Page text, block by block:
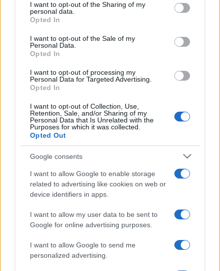
not limited to your visit or usage behaviour. You may click to
grant or deny consent to Google and its third-party tags to
use your data for below specified purposes in below Google
consent section.
I want to opt-out of the Sharing of my
personal data.
Opted In
I want to opt-out of the Sale of my
Personal Data.
Opted In
I want to opt-out of processing my
Personal Data for Targeted Advertising.
Opted In
I want to opt-out of Collection, Use,
Retention, Sale, and/or Sharing of my
Personal Data that Is Unrelated with the
Purposes for which it was collected.
Opted Out
Google consents
I want to allow Google to enable storage
related to advertising like cookies on web or
device identifiers in apps.
I want to allow my user data to be sent to
Google for online advertising purposes.
I want to allow Google to send me
personalized advertising.
104. (D-dúr) London szimfóniája csendül fel Schiff
vezényletével, Haydn
Bartók Béla
Divertimentó ja után. Este Várdai István
csellóművész az ukrán származású karmesterrel, Okszana
Zenekarral lép fel. Műsorukban Zoltan Almashi
Sinfoniettá
Camille Saint-Saëns
Dvorák
Újvilág szimfóniája szerepel.
Szeptember 24-én csendül fel John Malkovich
zenekritikuscímű showja. Szeptember 19-én és 25-én a
Leonkoro Quartett tagjai koncerteznek. A fesztiválról nem
hiányzik a roma és a balkáni zene sem, idén a Toti Ovidiu
Romafest és a Traditional Gipsy Orchestra képviselik a
műfajt.
Szeptember 11-én, vasárnap délután Alfredo Barsuglia és
Manfred Bockelmann szobrainak, valamint Claudia Plank és
Hans Werner Poschauko sgraffitója felavatásával és a